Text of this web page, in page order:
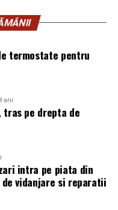
termostate pentru
ani
tras pe drepta de
intra pe piata din
vidanjare si reparatii